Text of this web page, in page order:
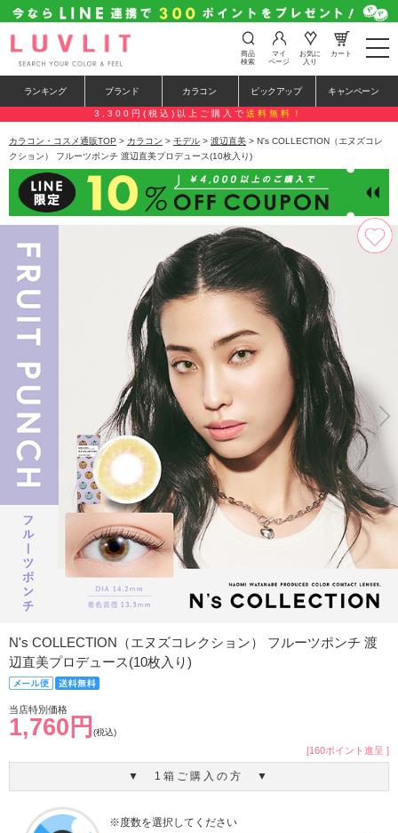
t
o
e
n
a
a
i
o
n
商品
検索
マイ
ページ
お気に
入り
カート
ランキング ブランド カラコン ピックアップ キャンペーン
3,300円(税込)以上ご購入で 送料無料！
カラコン・コスメ通販TOP > カラコン > モデル > 渡辺直美 > N's COLLECTION（エヌズコレ
クション） フルーツポンチ 渡辺直美プロデュース(10枚入り)
N's COLLECTION（エヌズコレクション） フルーツポンチ 渡
辺直美プロデュース(10枚入り)
当店特別価格
1,760円 (税込)
[160ポイント進呈 ]
▼ 1箱ご購入の方 ▼
※度数を選択してください